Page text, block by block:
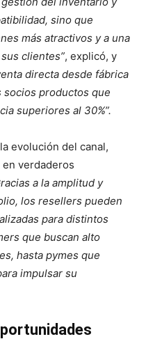
sino que
más atractivos y a una
clientes”, explicó, y
directa desde fábrica
productos que
superiores al 30%”.
evolución del canal,
verdaderos
a la amplitud y
los resellers pueden
para distintos
que buscan alto
hasta pymes que
impulsar su